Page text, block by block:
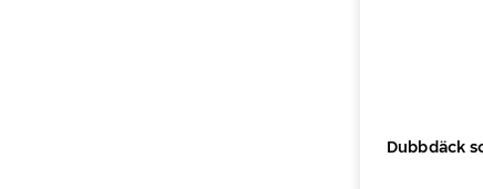
Dubbdäck